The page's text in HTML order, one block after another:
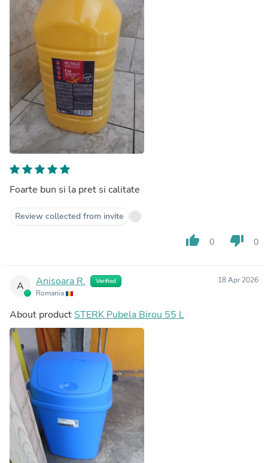
Foarte bun si la pret si calitate
Review collected from invite
thumb_up 0 thumb_down 0
A Anisoara R. Verified
Romania
18 Apr 2026
About product STERK Pubela Birou 55 L